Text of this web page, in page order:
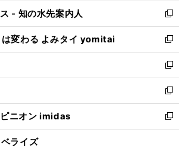
く
ド
ウ
で
開
く
ウ
ィ
ン
ド
ウ
で
開
く
し
い
ウ
ィ
ン
ド
ウ
で
開
く
- 知の水先案内人
新
し
い
ウ
ィ
ン
ド
ウ
で
開
変わる よみタイ yomitai
新
し
い
ウ
ィ
ン
ド
ウ
新
し
い
ウ
ィ
ン
新
し
い
ウ
ニオン imidas
新
し
ライズ